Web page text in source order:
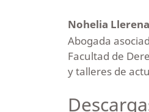
Nohelia
Abogada
Facultad de
y talleres de